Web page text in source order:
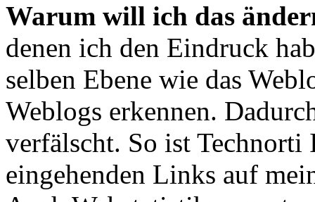
Warum will ich das
denen ich den Eindruck
selben Ebene wie das
Weblogs erkennen.
verfälscht. So ist
eingehenden Links auf